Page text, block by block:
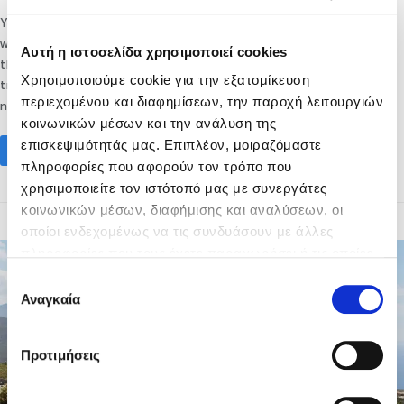
Αυτή η ιστοσελίδα χρησιμοποιεί cookies
Χρησιμοποιούμε cookie για την εξατομίκευση
περιεχομένου και διαφημίσεων, την παροχή λειτουργιών
κοινωνικών μέσων και την ανάλυση της
επισκεψιμότητάς μας. Επιπλέον, μοιραζόμαστε
πληροφορίες που αφορούν τον τρόπο που
χρησιμοποιείτε τον ιστότοπό μας με συνεργάτες
κοινωνικών μέσων, διαφήμισης και αναλύσεων, οι
οποίοι ενδεχομένως να τις συνδυάσουν με άλλες
των υπηρεσιών τους.
συγκατάθεσης
Αναγκαία
Προτιμήσεις
Your next best Cretan experience will be beautifully local
when you explore one of the traditional villages at the
throbbing heart of the island. These settlements combine
tradition and authenticity with the locals’ deep respect for
nature and its bounty.…
Read More